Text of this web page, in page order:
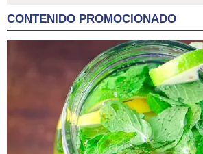
CONTENIDO PROMOCIONADO